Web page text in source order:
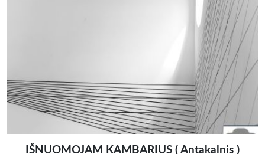
IŠNUOMOJAM KAMBARIUS ( Antakalnis )